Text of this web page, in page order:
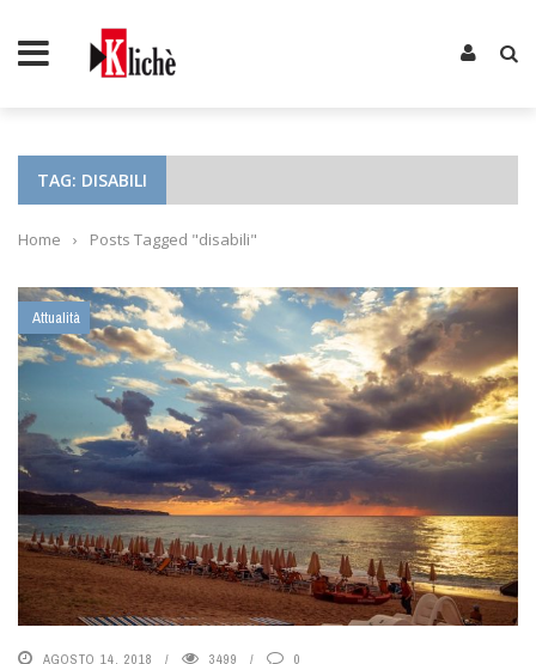
TAG: DISABILI
Home › Posts Tagged "disabili"
Attualità
AGOSTO 14, 2018 3499 0